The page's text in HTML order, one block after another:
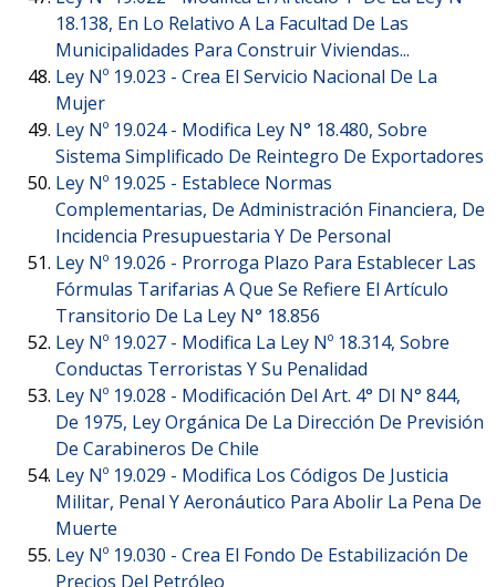
18.138, En Lo Relativo A La Facultad De Las
Municipalidades Para Construir Viviendas...
Ley Nº 19.023 - Crea El Servicio Nacional De La
Mujer
Ley Nº 19.024 - Modifica Ley N° 18.480, Sobre
Sistema Simplificado De Reintegro De Exportadores
Ley Nº 19.025 - Establece Normas
Complementarias, De Administración Financiera, De
Incidencia Presupuestaria Y De Personal
Ley Nº 19.026 - Prorroga Plazo Para Establecer Las
Fórmulas Tarifarias A Que Se Refiere El Artículo
Transitorio De La Ley N° 18.856
Ley Nº 19.027 - Modifica La Ley Nº 18.314, Sobre
Conductas Terroristas Y Su Penalidad
Ley Nº 19.028 - Modificación Del Art. 4° Dl N° 844,
De 1975, Ley Orgánica De La Dirección De Previsión
De Carabineros De Chile
Ley Nº 19.029 - Modifica Los Códigos De Justicia
Militar, Penal Y Aeronáutico Para Abolir La Pena De
Muerte
Ley Nº 19.030 - Crea El Fondo De Estabilización De
Precios Del Petróleo